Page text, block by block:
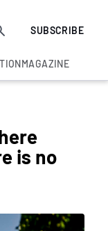
SUBSCRIBE
MAGAZINE
is no